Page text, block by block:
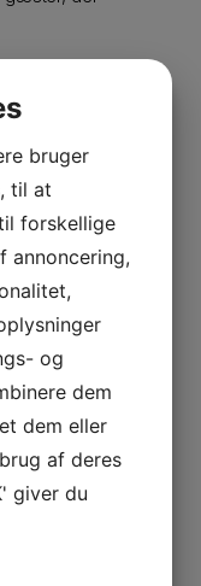
for sig uden
& Vin leveres
skåle og ekstra
for værten.
sættes direkte
bestik, spyd,
ønsker og
bruger
til at
forskellige
annoncering,
og
dem
dem eller
af deres
giver du